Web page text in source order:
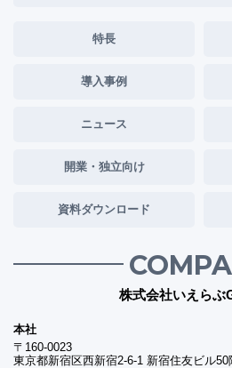
特長
導入事例
ニュース
開業・独立向け
資料ダウンロード
株式会社いえらぶ
本社
〒160-0023
東京都新宿区西新宿2-6-1 新宿住友ビル50